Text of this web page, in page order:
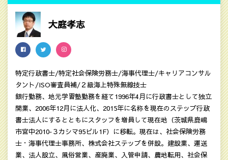
大庭孝志
特定行政書士/特定社会保険労務士/海事代理士/キャリアコンサル
タント/ISO審査員補/２級海上特殊無線技士
銀行勤務、地元学習塾勤務を経て1996年4月に行政書士として独立
開業、2006年12月に法人化、2015年に名称を現在のステップ行政
書士法人にするとともにスタッフを増員して現在地（茨城県鹿嶋
市宮中2010‐３カシマ95ビル1F）に移転。現在は、社会保険労務
士・海事代理士事務所、株式会社ステップを併設。建設業、運送
業、法人設立、風俗営業、産廃業、入管申請、農地転用、社会保